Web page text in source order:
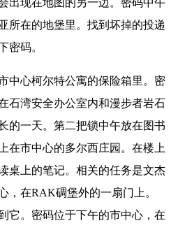
所在的地堡里。找到坏掉的投递
密码。
中心柯尔特公寓的保险箱里。密
石湾安全办公室内和漫步者岩石
的一天。第二把锁中午放在图书
在市中心的多尔西庄园。在楼上
桌上的笔记。相关的任务是文杰
，在RAK碉堡外的一扇门上。
它。密码位于下午的市中心，在